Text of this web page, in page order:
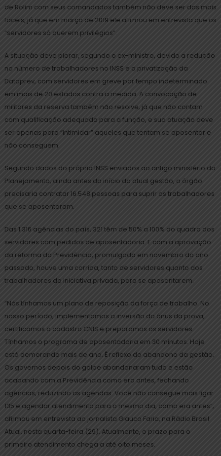
de Rolim com seus comandados também não deve ser das mais
fáceis, já que em março de 2019 ele afirmou em entrevista que os
“servidores só querem privilégios”.
A situação deve piorar, segundo o ex-ministro, devido a redução
no número de trabalhadores no INSS e a privatização da
Dataprev, com servidores em greve por tempo indeterminado
em mais de 20 estados contra a medida. A convocação de
militares da reserva também não resolve, já que não contam
com qualificação adequada para a função, e sua atuação deve
ser apenas para “intimidar” aqueles que tentam se aposentar e
não conseguem.
Segundo dados do próprio INSS enviados ao antigo ministério do
Planejamento, ainda antes do início da atual gestão, o órgão
precisaria contratar 16.548 pessoas para suprir os trabalhadores
que se aposentaram.
Das 1.316 agências do país, 321 têm de 50% a 100% do quadro dos
servidores com pedidos de aposentadoria. E com a aprovação
da reforma da Previdência, promulgada em novembro do ano
passado, houve uma corrida, tanto de servidores quanto dos
trabalhadores da iniciativa privada, para se aposentarem.
“Nós tínhamos um plano de reposição da força de trabalho. No
nosso período, implementamos a inversão do ônus da prova,
certificamos o cadastro CNIS e preparamos os servidores.
Tínhamos o programa de aposentadoria em 30 minutos. Hoje
está demorando mais de ano. É reflexo do abandono da gestão.
Os governos depois do golpe abandonaram tudo e estão
acabando com a Previdência como era antes, fechando
agências, reduzindo as agendas. Você não consegue mais ligar
135 e agendar atendimento para o mesmo dia, como era antes”,
afirmou em entrevista ao jornalista Glauco Faria, na Rádio Brasil
Atual, nesta quarta-feira (29). Atualmente, o prazo para o
primeiro atendimento chega a até oito meses.